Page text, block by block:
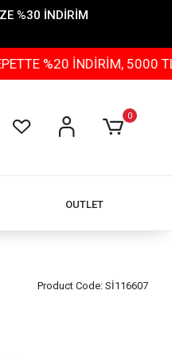
%30 İNDİRİM
İNDİRİM, 5000 TL
0
OUTLET
Product Code: Sİ116607